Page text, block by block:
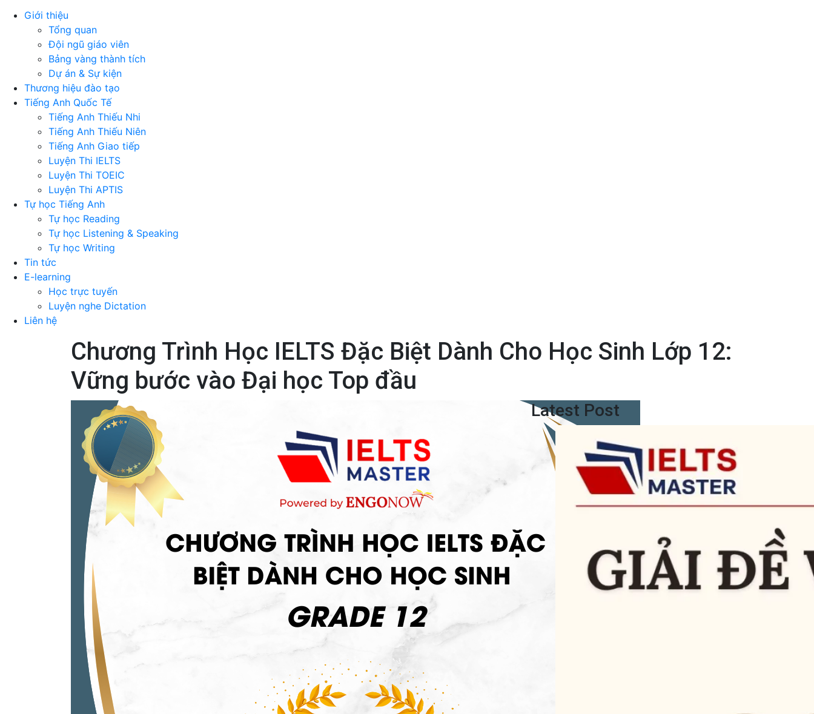
Giới thiệu
Tổng quan
Đội ngũ giáo viên
Bảng vàng thành tích
Dự án & Sự kiện
Thương hiệu đào tạo
Tiếng Anh Quốc Tế
Tiếng Anh Thiếu Nhi
Tiếng Anh Thiếu Niên
Tiếng Anh Giao tiếp
Luyện Thi IELTS
Luyện Thi TOEIC
Luyện Thi APTIS
Tự học Tiếng Anh
Tự học Reading
Tự học Listening & Speaking
Tự học Writing
Tin tức
E-learning
Học trực tuyến
Luyện nghe Dictation
Liên hệ
Chương Trình Học IELTS Đặc Biệt Dành Cho Học Sinh Lớp 12:
Vững bước vào Đại học Top đầu
Latest Post